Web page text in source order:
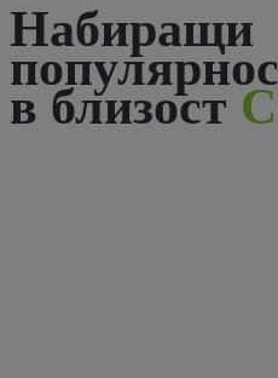
Набиращи
в близост